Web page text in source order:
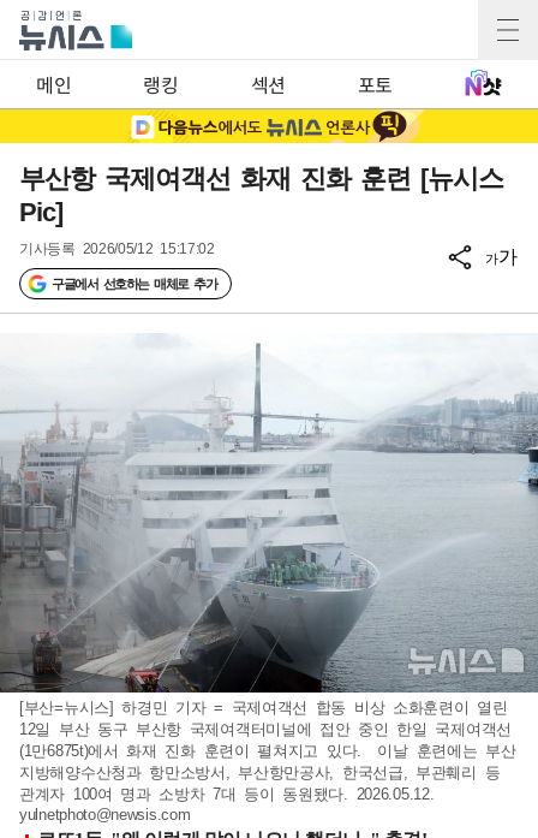
메인 랭킹 섹션 포토
부산항 국제여객선 화재 진화 훈련 [뉴시스
Pic]
기사등록 2026/05/12 15:17:02
구글에서 선호하는 매체로 추가
가가
[부산=뉴시스] 하경민 기자 = 국제여객선 합동 비상 소화훈련이 열린
12일 부산 동구 부산항 국제여객터미널에 접안 중인 한일 국제여객선
(1만6875t)에서 화재 진화 훈련이 펼쳐지고 있다. 이날 훈련에는 부산
지방해양수산청과 항만소방서, 부산항만공사, 한국선급, 부관훼리 등
관계자 100여 명과 소방차 7대 등이 동원됐다. 2026.05.12.
yulnetphoto@newsis.com